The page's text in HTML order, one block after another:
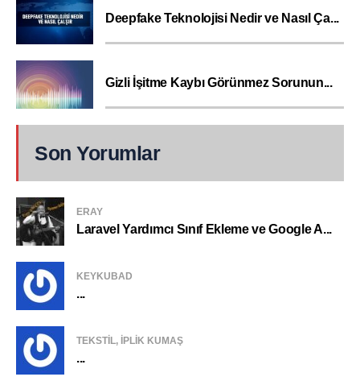
Deepfake Teknolojisi Nedir ve Nasıl Ça...
Gizli İşitme Kaybı Görünmez Sorunun...
Son Yorumlar
ERAY
Laravel Yardımcı Sınıf Ekleme ve Google A...
KEYKUBAD
...
TEKSTIL, IPLIK KUMAŞ
...